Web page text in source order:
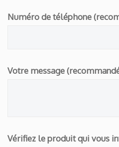
Numéro de téléphone
Votre message
Vérifiez le produit qui vous